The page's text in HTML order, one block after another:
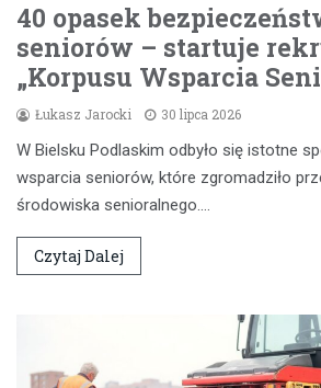
40 opasek
seniorów – startuje
„Korpusu Wsparcia
Łukasz Jarocki 30 lipca 2026
W Bielsku Podlaskim odbyło się istotne
wsparcia seniorów, które zgromadziło
środowiska senioralnego.…
Czytaj Dalej